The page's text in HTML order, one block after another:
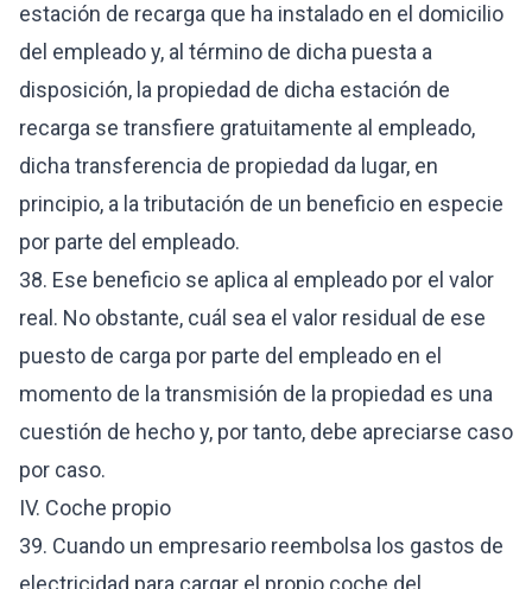
estación de recarga que ha instalado en el domicilio
del empleado y, al término de dicha puesta a
disposición, la propiedad de dicha estación de
recarga se transfiere gratuitamente al empleado,
dicha transferencia de propiedad da lugar, en
principio, a la tributación de un beneficio en especie
por parte del empleado.
38. Ese beneficio se aplica al empleado por el valor
real. No obstante, cuál sea el valor residual de ese
puesto de carga por parte del empleado en el
momento de la transmisión de la propiedad es una
cuestión de hecho y, por tanto, debe apreciarse caso
por caso.
IV. Coche propio
39. Cuando un empresario reembolsa los gastos de
electricidad para cargar el propio coche del